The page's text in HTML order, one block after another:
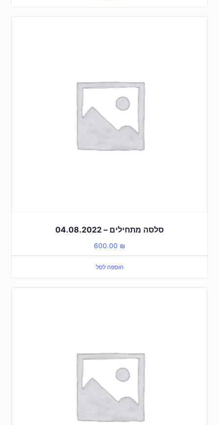
סלסה מתחילים – 04.08.2022
600.00 ₪
הוספה לסל